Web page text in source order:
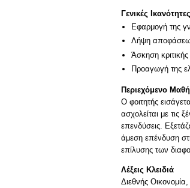
Γενικές Ικανότητες
Εφαρμογή της
Λήψη
Άσκηση κριτικής
Προαγωγή της
Περιεχόμενο
Ο φοιτητής
ασχολείται με τις
επενδύσεις.
άμεση επένδυση
επίλυσης των
Λέξεις Κλειδιά
Διεθνής